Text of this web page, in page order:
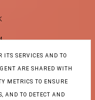
ITS SERVICES AND TO
ARE SHARED WITH
METRICS TO ENSURE
AND TO DETECT AND